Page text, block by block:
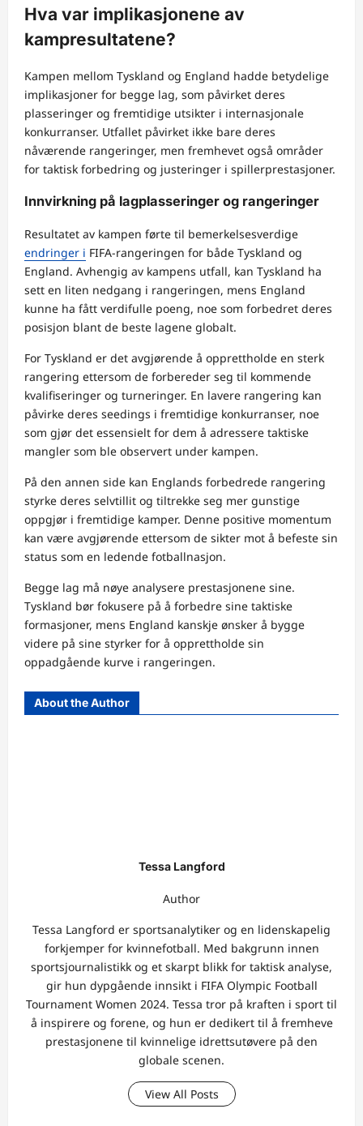
Hva var implikasjonene av
kampresultatene?
Kampen mellom Tyskland og England hadde betydelige
implikasjoner for begge lag, som påvirket deres
plasseringer og fremtidige utsikter i internasjonale
konkurranser. Utfallet påvirket ikke bare deres
nåværende rangeringer, men fremhevet også områder
for taktisk forbedring og justeringer i spillerprestasjoner.
Innvirkning på lagplasseringer og rangeringer
Resultatet av kampen førte til bemerkelsesverdige
endringer i FIFA-rangeringen for både Tyskland og
England. Avhengig av kampens utfall, kan Tyskland ha
sett en liten nedgang i rangeringen, mens England
kunne ha fått verdifulle poeng, noe som forbedret deres
posisjon blant de beste lagene globalt.
For Tyskland er det avgjørende å opprettholde en sterk
rangering ettersom de forbereder seg til kommende
kvalifiseringer og turneringer. En lavere rangering kan
påvirke deres seedings i fremtidige konkurranser, noe
som gjør det essensielt for dem å adressere taktiske
mangler som ble observert under kampen.
På den annen side kan Englands forbedrede rangering
styrke deres selvtillit og tiltrekke seg mer gunstige
oppgjør i fremtidige kamper. Denne positive momentum
kan være avgjørende ettersom de sikter mot å befeste sin
status som en ledende fotballnasjon.
Begge lag må nøye analysere prestasjonene sine.
Tyskland bør fokusere på å forbedre sine taktiske
formasjoner, mens England kanskje ønsker å bygge
videre på sine styrker for å opprettholde sin
oppadgående kurve i rangeringen.
About the Author
Tessa Langford
Author
Tessa Langford er sportsanalytiker og en lidenskapelig
forkjemper for kvinnefotball. Med bakgrunn innen
sportsjournalistikk og et skarpt blikk for taktisk analyse,
gir hun dypgående innsikt i FIFA Olympic Football
Tournament Women 2024. Tessa tror på kraften i sport til
å inspirere og forene, og hun er dedikert til å fremheve
prestasjonene til kvinnelige idrettsutøvere på den
globale scenen.
View All Posts